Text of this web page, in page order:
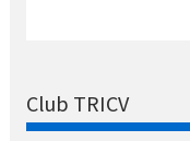
Club TRICV